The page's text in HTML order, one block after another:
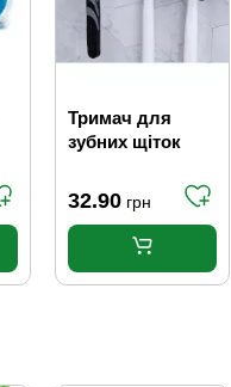
Тримач для
зубних щіток
32.90 грн